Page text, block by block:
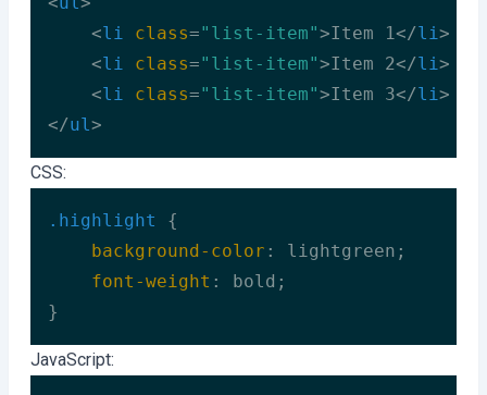
<li class="list-item">Item 1</li>
<li class="list-item">Item 2</li>
<li class="list-item">Item 3</li>
</ul>
Code language:
CSS:
.highlight
{
background-color : lightgreen;
font-weight : bold;
}
Code language:
JavaScript: